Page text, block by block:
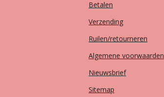
Betalen
Verzending
Ruilen/retourneren
Algemene voorwaarden
Nieuwsbrief
Sitemap